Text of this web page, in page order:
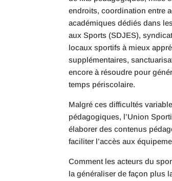
endroits, coordination entre
académiques dédiés dans
aux Sports (SDJES),
locaux sportifs à mieux
supplémentaires,
encore à résoudre pour
temps périscolaire.
Malgré ces difficultés
pédagogiques, l’Union
élaborer des contenus
faciliter l’accès aux
Comment les acteurs du
la généraliser de façon plus